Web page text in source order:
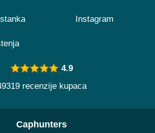
Instagram
4.9
recenzije kupaca
Caphunters